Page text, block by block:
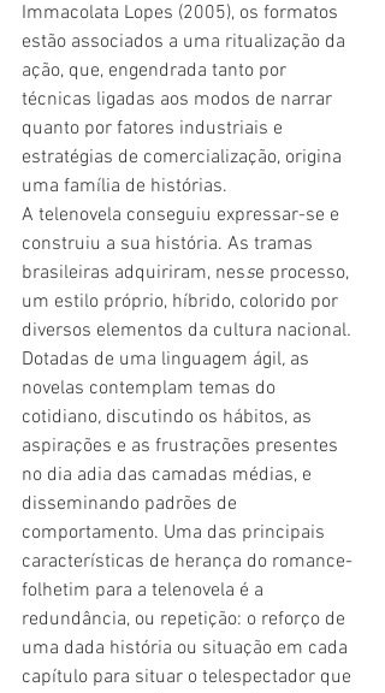
Immacolata Lopes (2005), os formatos
estão associados a uma ritualização da
ação, que, engendrada tanto por
técnicas ligadas aos modos de narrar
quanto por fatores industriais e
estratégias de comercialização, origina
uma família de histórias.
A telenovela conseguiu expressar-se e
construiu a sua história. As tramas
brasileiras adquiriram, nesse processo,
um estilo próprio, híbrido, colorido por
diversos elementos da cultura nacional.
Dotadas de uma linguagem ágil, as
novelas contemplam temas do
cotidiano, discutindo os hábitos, as
aspirações e as frustrações presentes
no dia adia das camadas médias, e
disseminando padrões de
comportamento. Uma das principais
características de herança do romance-
folhetim para a telenovela é a
redundância, ou repetição: o reforço de
uma dada história ou situação em cada
capítulo para situar o telespectador que